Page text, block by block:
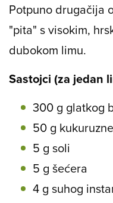
Potpuno drugačija
"pita" s visokim,
dubokom limu.
Sastojci (za jedan
300 g glatkog
50 g
5 g soli
5 g šećera
4 g suhog